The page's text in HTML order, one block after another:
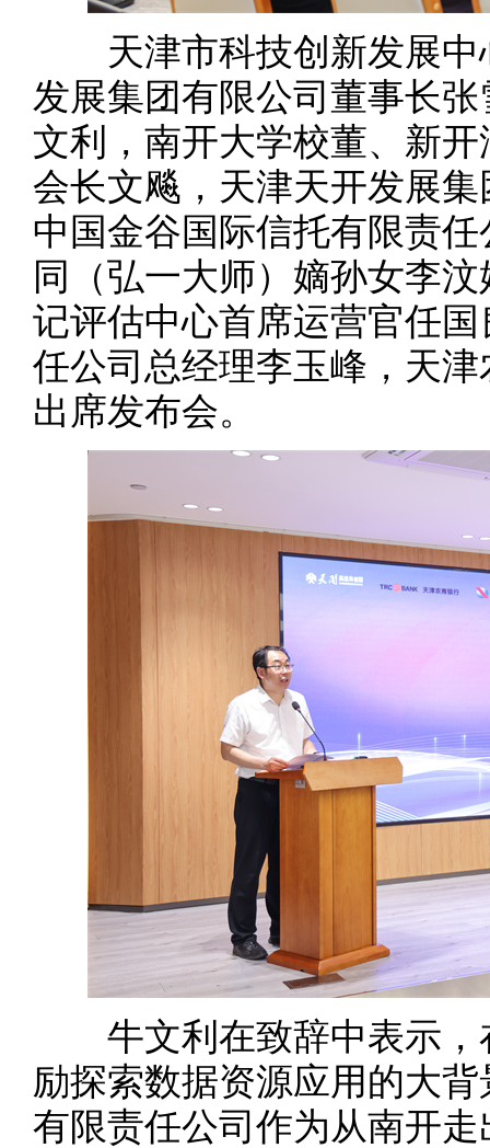
天津市科技创新发展中
发展集团有限公司董事长
文利，南开大学校董、新
会长文飚，天津天开发展
中国金谷国际信托有限责
同（弘一大师）嫡孙女李
记评估中心首席运营官任
任公司总经理李玉峰，天
出席发布会。
牛文利在致辞中表示，
励探索数据资源应用的大
有限责任公司作为从南开